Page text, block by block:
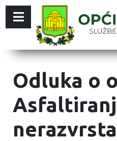
Odluka o